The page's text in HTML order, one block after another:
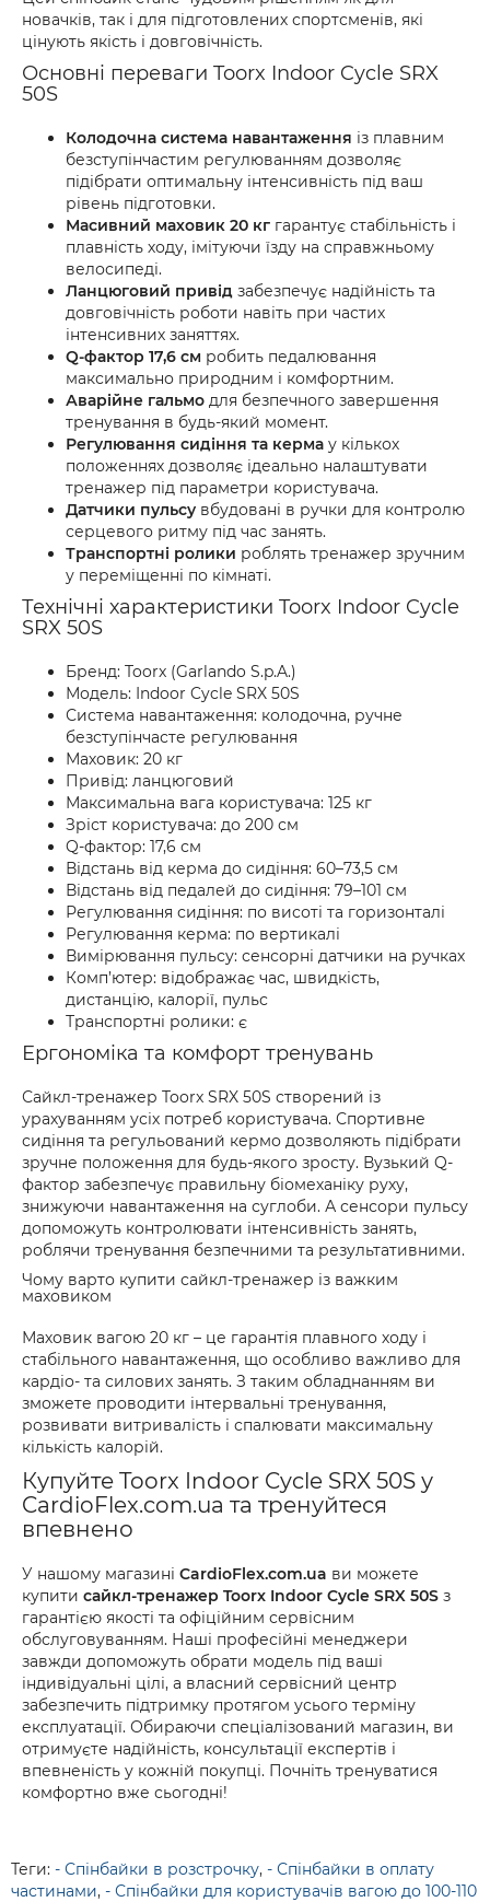
новачків, так і для підготовлених спортсменів, які
цінують якість і довговічність.
Основні переваги Toorx Indoor Cycle SRX
50S
Колодочна система навантаження із плавним
безступінчастим регулюванням дозволяє
підібрати оптимальну інтенсивність під ваш
рівень підготовки.
Масивний маховик 20 кг гарантує стабільність і
плавність ходу, імітуючи їзду на справжньому
велосипеді.
Ланцюговий привід забезпечує надійність та
довговічність роботи навіть при частих
інтенсивних заняттях.
Q-фактор 17,6 см робить педалювання
максимально природним і комфортним.
Аварійне гальмо для безпечного завершення
тренування в будь-який момент.
Регулювання сидіння та керма у кількох
положеннях дозволяє ідеально налаштувати
тренажер під параметри користувача.
Датчики пульсу вбудовані в ручки для контролю
серцевого ритму під час занять.
Транспортні ролики роблять тренажер зручним
у переміщенні по кімнаті.
Технічні характеристики Toorx Indoor Cycle
SRX 50S
Бренд: Toorx (Garlando S.p.A.)
Модель: Indoor Cycle SRX 50S
Система навантаження: колодочна, ручне
безступінчасте регулювання
Маховик: 20 кг
Привід: ланцюговий
Максимальна вага користувача: 125 кг
Зріст користувача: до 200 см
Q-фактор: 17,6 см
Відстань від керма до сидіння: 60–73,5 см
Відстань від педалей до сидіння: 79–101 см
Регулювання сидіння: по висоті та горизонталі
Регулювання керма: по вертикалі
Вимірювання пульсу: сенсорні датчики на ручках
Комп’ютер: відображає час, швидкість,
дистанцію, калорії, пульс
Транспортні ролики: є
Ергономіка та комфорт тренувань
Сайкл-тренажер Toorx SRX 50S створений із
урахуванням усіх потреб користувача. Спортивне
сидіння та регульований кермо дозволяють підібрати
зручне положення для будь-якого зросту. Вузький Q-
фактор забезпечує правильну біомеханіку руху,
знижуючи навантаження на суглоби. А сенсори пульсу
допоможуть контролювати інтенсивність занять,
роблячи тренування безпечними та результативними.
Чому варто купити сайкл-тренажер із важким
маховиком
Маховик вагою 20 кг – це гарантія плавного ходу і
стабільного навантаження, що особливо важливо для
кардіо- та силових занять. З таким обладнанням ви
зможете проводити інтервальні тренування,
розвивати витривалість і спалювати максимальну
кількість калорій.
Купуйте Toorx Indoor Cycle SRX 50S у
CardioFlex.com.ua та тренуйтеся
впевнено
У нашому магазині CardioFlex.com.ua ви можете
купити сайкл-тренажер Toorx Indoor Cycle SRX 50S з
гарантією якості та офіційним сервісним
обслуговуванням. Наші професійні менеджери
завжди допоможуть обрати модель під ваші
індивідуальні цілі, а власний сервісний центр
забезпечить підтримку протягом усього терміну
експлуатації. Обираючи спеціалізований магазин, ви
отримуєте надійність, консультації експертів і
впевненість у кожній покупці. Почніть тренуватися
комфортно вже сьогодні!
Теги: - Спінбайки в розстрочку, - Спінбайки в оплату
частинами, - Спінбайки для користувачів вагою до 100-110